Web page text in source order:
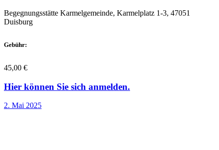
Begegnungsstätte Karmelgemeinde, Karmelplatz 1-3, 47051
Duisburg
Gebühr:
45,00 €
Hier können Sie sich anmelden.
2. Mai 2025